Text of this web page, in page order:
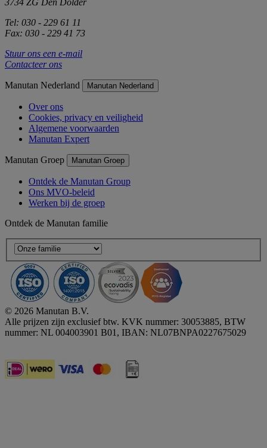
3734 ZG Den Dolder
Tel: 030 - 229 61 11
Fax: 030 - 229 41 73
Stuur ons een e-mail
Contacteer ons
Manutan Nederland Manutan Nederland
Over ons
Cookies, privacy en veiligheid
Algemene voorwaarden
Manutan Expert
Manutan Groep Manutan Groep
Ontdek de Manutan Group
Ons MVO-beleid
Werken bij de groep
Ontdek de Manutan familie
© 2026 Manutan B.V.
Alle prijzen zijn exclusief btw. KVK nummer: 30053885, BTW
nummer: NL 004003901 B01, IBAN: NL07BNPA0227675029